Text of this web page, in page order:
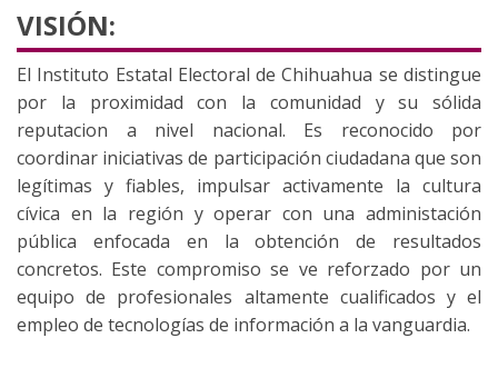
VISIÓN:
El Instituto Estatal Electoral de Chihuahua se distingue
por la proximidad con la comunidad y su sólida
reputacion a nivel nacional. Es reconocido por
coordinar iniciativas de participación ciudadana que son
legítimas y fiables, impulsar activamente la cultura
cívica en la región y operar con una administación
pública enfocada en la obtención de resultados
concretos. Este compromiso se ve reforzado por un
equipo de profesionales altamente cualificados y el
empleo de tecnologías de información a la vanguardia.